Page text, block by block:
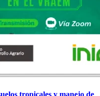
tropicales y manejo de